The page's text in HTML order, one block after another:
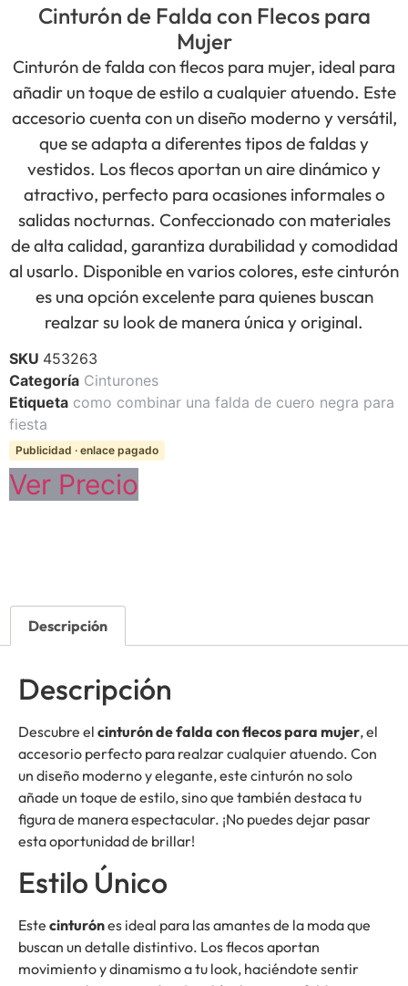
Cinturón de Falda con Flecos para
Mujer
Cinturón de falda con flecos para mujer, ideal para
añadir un toque de estilo a cualquier atuendo. Este
accesorio cuenta con un diseño moderno y versátil,
que se adapta a diferentes tipos de faldas y
vestidos. Los flecos aportan un aire dinámico y
atractivo, perfecto para ocasiones informales o
salidas nocturnas. Confeccionado con materiales
de alta calidad, garantiza durabilidad y comodidad
al usarlo. Disponible en varios colores, este cinturón
es una opción excelente para quienes buscan
realzar su look de manera única y original.
SKU 453263
Categoría Cinturones
Etiqueta como combinar una falda de cuero negra para
fiesta
Publicidad · enlace pagado
Ver Precio
Descripción
Descripción
Descubre el cinturón de falda con flecos para mujer, el
accesorio perfecto para realzar cualquier atuendo. Con
un diseño moderno y elegante, este cinturón no solo
añade un toque de estilo, sino que también destaca tu
figura de manera espectacular. ¡No puedes dejar pasar
esta oportunidad de brillar!
Estilo Único
Este cinturónes ideal para las amantes de la moda que
buscan un detalle distintivo. Los flecos aportan
movimiento y dinamismo a tu look, haciéndote sentir